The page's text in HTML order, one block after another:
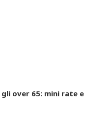
over 65: mini rate e